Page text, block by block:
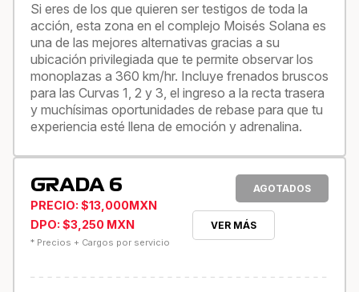
Si eres de los que quieren ser testigos de toda la
acción, esta zona en el complejo Moisés Solana es
una de las mejores alternativas gracias a su
ubicación privilegiada que te permite observar los
monoplazas a 360 km/hr. Incluye frenados bruscos
para las Curvas 1, 2 y 3, el ingreso a la recta trasera
y muchísimas oportunidades de rebase para que tu
experiencia esté llena de emoción y adrenalina.
GRADA 6
PRECIO: $13,000MXN
DPO: $3,250 MXN
* Precios + Cargos por servicio
AGOTADOS
VER MÁS